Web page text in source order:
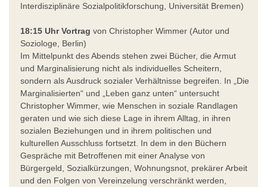
Interdisziplinäre Sozialpolitikforschung, Universität Bremen)
18:15 Uhr Vortrag von Christopher Wimmer (Autor und
Soziologe, Berlin)
Im Mittelpunkt des Abends stehen zwei Bücher, die Armut
und Marginalisierung nicht als individuelles Scheitern,
sondern als Ausdruck sozialer Verhältnisse begreifen. In „Die
Marginalisierten“ und „Leben ganz unten“ untersucht
Christopher Wimmer, wie Menschen in soziale Randlagen
geraten und wie sich diese Lage in ihrem Alltag, in ihren
sozialen Beziehungen und in ihrem politischen und
kulturellen Ausschluss fortsetzt. In dem in den Büchern
Gespräche mit Betroffenen mit einer Analyse von
Bürgergeld, Sozialkürzungen, Wohnungsnot, prekärer Arbeit
und den Folgen von Vereinzelung verschränkt werden,